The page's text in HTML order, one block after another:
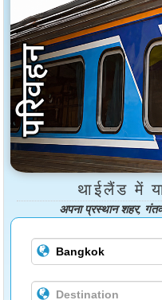
थाईलैंड में
अपना प्रस्थान शहर,